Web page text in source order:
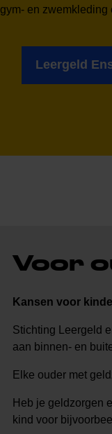
en
Leergeld
Voor
Kansen voor
Stichting Leergeld
aan binnen- en
Elke ouder met
Heb je geldzorgen
kind voor